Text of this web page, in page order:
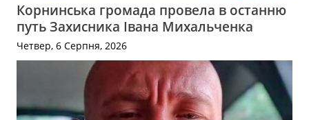
Корнинська громада провела в останню
путь Захисника Івана Михальченка
Четвер, 6 Серпня, 2026